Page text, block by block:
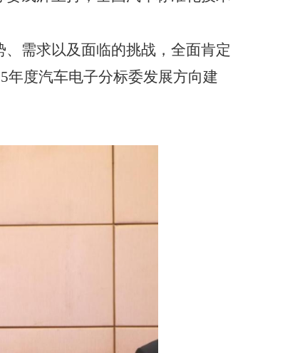
需求以及面临的挑战，全面肯定
年度汽车电子分标委发展方向建